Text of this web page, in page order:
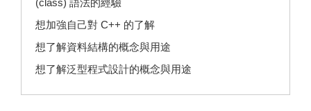
(class) 語法的經驗
想加強自己對 C++ 的了解
想了解資料結構的概念與用途
想了解泛型程式設計的概念與用途